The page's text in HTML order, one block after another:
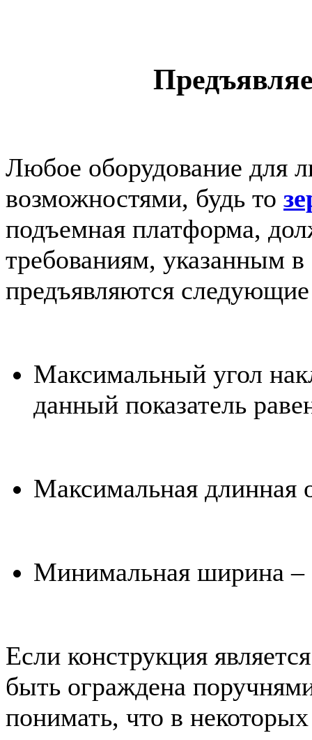
Любое оборудование для
возможностями, будь то
подъемная платформа,
требованиям, указанным
предъявляются
Максимальный угол
данный показатель
Максимальная длинная
Минимальная ширина –
Если конструкция
быть ограждена
понимать, что в